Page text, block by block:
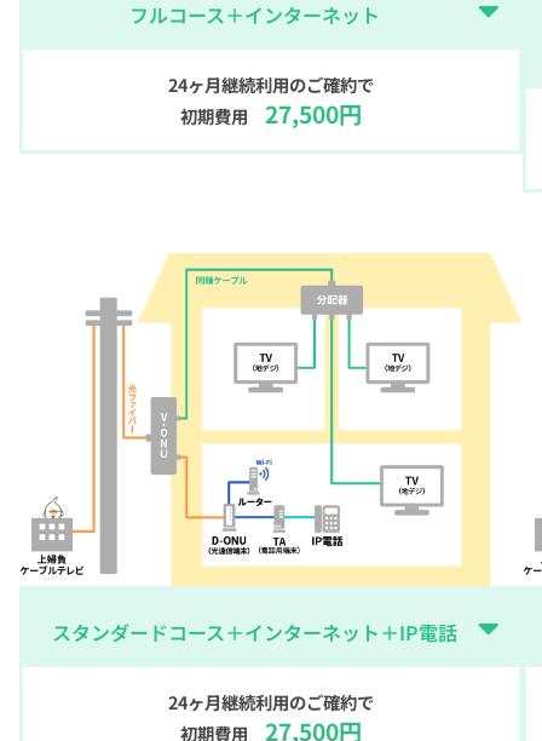
フルコース＋インターネット
24ヶ月継続利用のご確約で
初期費用 27,500円
スタンダードコース＋インターネット＋IP電話
24ヶ月継続利用のご確約で
初期費用 27,500円